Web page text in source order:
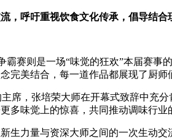
，呼吁重视饮食文化传承，倡导结合
赛则是一场“味觉的狂欢”本届赛事
完美结合，每一道作品都展现了厨师
席，张培荣大师在开幕式致辞中充
多味觉上的惊喜，共同推动调味行业
生力量与资深大师之间的一次生动交